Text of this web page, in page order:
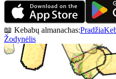
📖 Kebabų almanachas:Pradžia
Žodynėlis